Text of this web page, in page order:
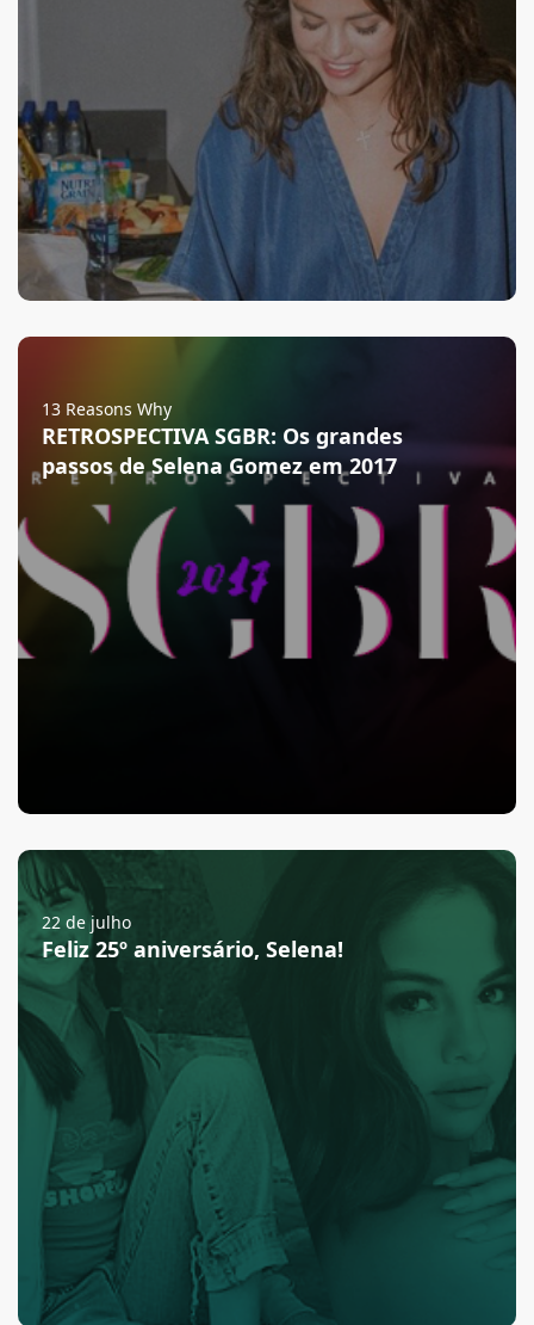
13 Reasons Why
RETROSPECTIVA SGBR: Os grandes
passos de Selena Gomez em 2017
22 de julho
Feliz 25º aniversário, Selena!